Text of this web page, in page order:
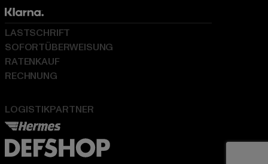
LOGISTIKPARTNER
LASTSCHRIFT
SOFORTÜBERWEISUNG
RATENKAUF
RECHNUNG